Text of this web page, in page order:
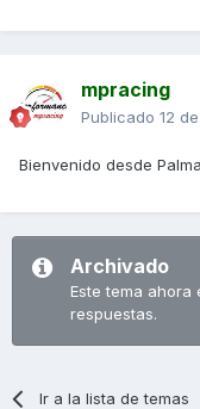
mpracing
Publicado 12
Bienvenido desde
Archivado
Este tema
respuestas.
Ir a la lista de temas